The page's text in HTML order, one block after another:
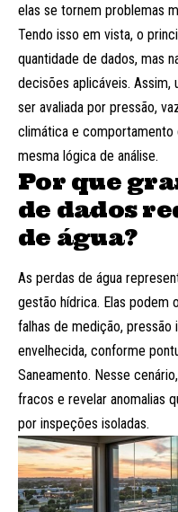
elas se tornem problemas
Tendo isso em vista, o
quantidade de dados, mas
decisões aplicáveis.
ser avaliada por pressão,
climática e comportamento
mesma lógica de análise.
Por que
de dados
de água?
As perdas de água
gestão hídrica. Elas podem
falhas de medição, pressão
envelhecida, conforme
Saneamento. Nesse
fracos e revelar anomalias
por inspeções isoladas.